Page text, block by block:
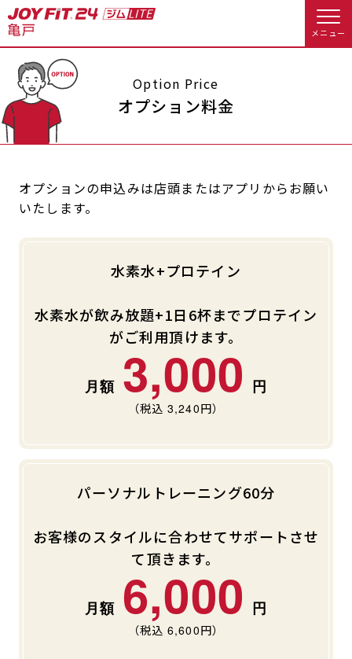
メニュー
店舗トップ
会員様へのお知らせ
店舗へのお問い合わせ
入会のお手続きをする
入会を悩まれている方へトップ
料金のご案内
店舗情報・サービス
見学・体験 入会方法
よくあるご質問 店舗へのお問い合わせ
JOYFIT YOGA
Option Price
オプション料金
オプションの申込みは店頭またはアプリからお願い
いたします。
水素水+プロテイン
水素水が飲み放題+1日6杯までプロテイン
がご利用頂けます。
3,000
（税込 3,240円）
パーソナルトレーニング60分
お客様のスタイルに合わせてサポートさせ
て頂きます。
6,000
（税込 6,600円）